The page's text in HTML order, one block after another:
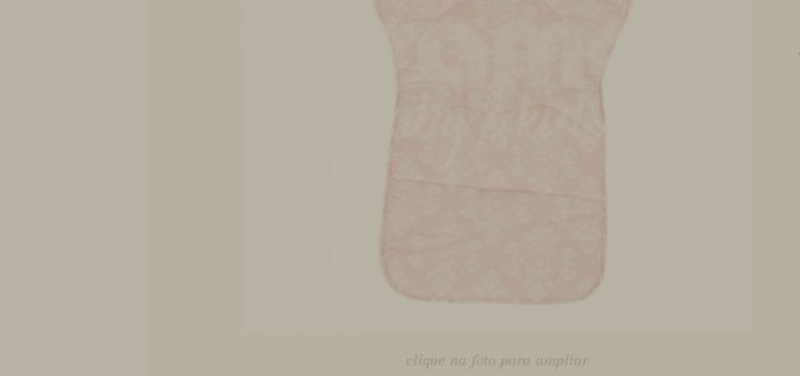
clique na foto para ampliar